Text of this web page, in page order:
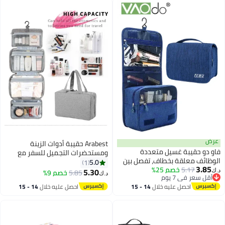
عرض
فاو دو حقيبة غسيل متعددة
الوظائف معلقة بخطاف، تفصل بين
الأغراض الرطبة والجافة، حقيبة سفر
محمولة، منظمة مستحضرات
تجميل مقاومة للماء، حقيبة تخزين
د.ك‏3.85
5.17خصم 25%
أقل سعر في 7 يوم
أقل سعر في 7 يوماحصل عليه خلال 14 - 15
اغسطس
Arabest حقيبة أدوات الزينة
ومستحضرات التجميل للسفر مع
خطاف تعليق للجنسين مقاومة
للماء لتنظيم المكياج ولوازم الحلاقة
5.0
1
د.ك‏5.30
5.85خصم 9%
احصل عليه خلال 14 - 15
اغسطس